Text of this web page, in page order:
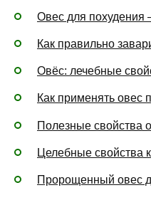
Овес для
Как правильно
Овёс: лечебные
Как применять овес
Полезные свойства
Целебные свойства
Пророщенный овес